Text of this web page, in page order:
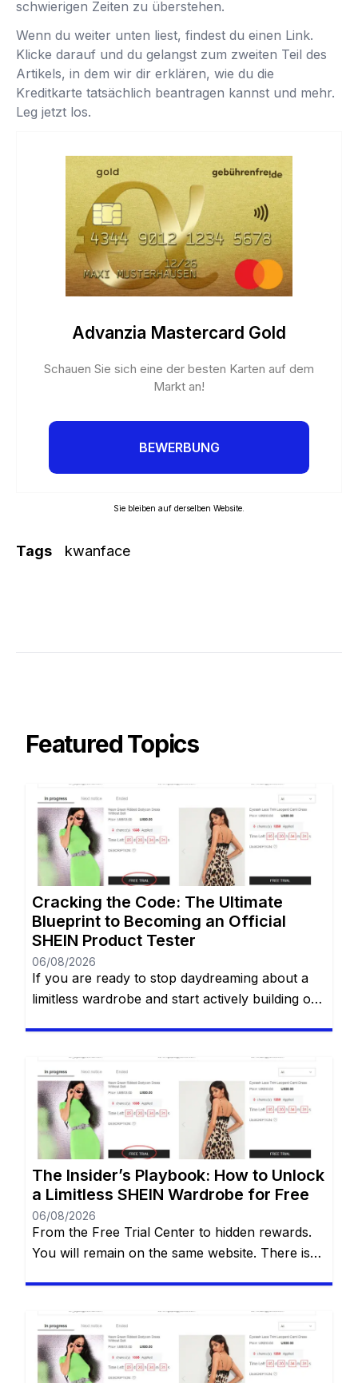
schwierigen Zeiten zu überstehen.
Wenn du weiter unten liest, findest du einen Link.
Klicke darauf und du gelangst zum zweiten Teil des
Artikels, in dem wir dir erklären, wie du die
Kreditkarte tatsächlich beantragen kannst und mehr.
Leg jetzt los.
Advanzia Mastercard Gold
Schauen Sie sich eine der besten Karten auf dem
Markt an!
BEWERBUNG
Sie bleiben auf derselben Website.
Tags kwanface
Featured Topics
Cracking the Code: The Ultimate
Blueprint to Becoming an Official
SHEIN Product Tester
06/08/2026
If you are ready to stop daydreaming about a
limitless wardrobe and start actively building one
social media about the highly coveted SHEIN
Free Trial Center. However, locating this hidden
gem—and more importantly, actually getting
your applications approved—can often […]
The Insider’s Playbook: How to Unlock
a Limitless SHEIN Wardrobe for Free
06/08/2026
From the Free Trial Center to hidden rewards.
You will remain on the same website. There is
endless stream of trendy styles, the vibrant
aesthetics, and the sheer variety of options can
be incredibly addictive. However, staring down
the final checkout total […]